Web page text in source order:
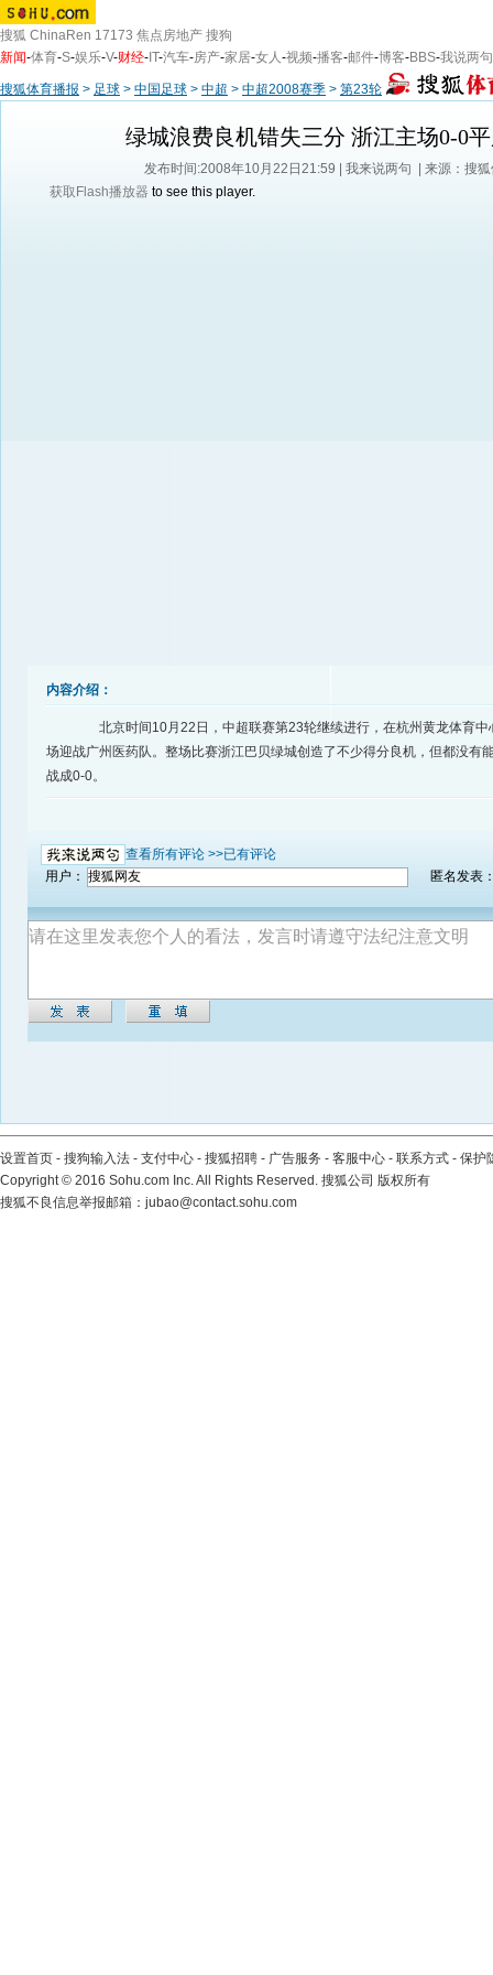
搜狐 ChinaRen 17173 焦点房地产 搜狗
新闻-体育-S-娱乐-V-财经- IT-汽车-房产-家居-女人-视频-播客-邮件-博客-BBS-我说两句
搜狐体育播报 > 足球 > 中国足球 > 中超 > 中超2008赛季 > 第23轮
绿城浪费良机错失三分 浙江主场0-0
发布时间:2008年10月22日21:59 | 我来说两句
| 来源：搜
获取Flash播放器 to see this player.
内容介绍：
北京时间10月22日，中超联赛第23轮继续进行，在杭州黄龙体育中
场迎战广州医药队。整场比赛浙江巴贝绿城创造了不少得分良机，但都没有
战成0-0。
查看所有评论 >>已有评论
用户：
匿名发表
设置首页 - 搜狗输入法 - 支付中心 - 搜狐招聘 - 广告服务 - 客服中心 - 联系方式 - 保护
Copyright© 2016 Sohu.com Inc. All Rights Reserved. 搜狐公司 版权所有
搜狐不良信息举报邮箱： jubao@contact.sohu.com